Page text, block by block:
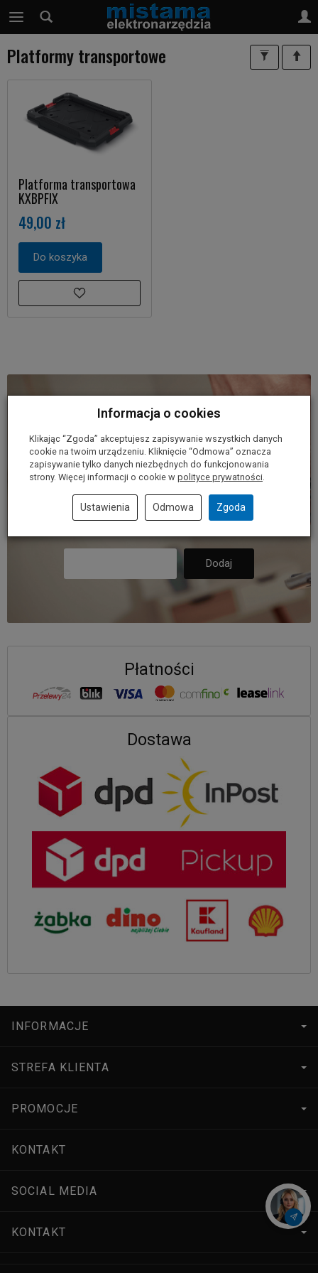
Platformy transportowe
Platforma transportowa
KXBPFIX
49,00 zł
Do koszyka
Dołącz do
naszego klubu.
Dołącz do naszego klubu i otrzymuj
Płatności
Dostawa
INFORMACJE
STREFA KLIENTA
PROMOCJE
KONTAKT
SOCIAL MEDIA
KONTAKT
Informacja o cookies
Klikając “Zgoda” akceptujesz zapisywanie wszystkich danych
cookie na twoim urządzeniu. Kliknięcie “Odmowa” oznacza
zapisywanie tylko danych niezbędnych do funkcjonowania
strony. Więcej informacji o cookie w polityce prywatności.
Ustawienia Odmowa Zgoda